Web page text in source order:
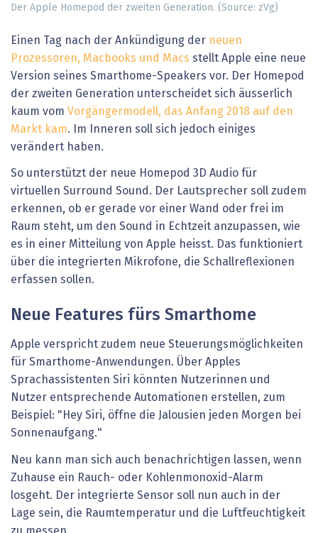
Der Apple Homepod der zweiten Generation. (Source: zVg)
Einen Tag nach der Ankündigung der neuen
Prozessoren, Macbooks und Macs stellt Apple eine neue
Version seines Smarthome-Speakers vor. Der Homepod
der zweiten Generation unterscheidet sich äusserlich
kaum vom Vorgängermodell, das Anfang 2018 auf den
Markt kam. Im Inneren soll sich jedoch einiges
verändert haben.
So unterstützt der neue Homepod 3D Audio für
virtuellen Surround Sound. Der Lautsprecher soll zudem
erkennen, ob er gerade vor einer Wand oder frei im
Raum steht, um den Sound in Echtzeit anzupassen, wie
es in einer Mitteilung von Apple heisst. Das funktioniert
über die integrierten Mikrofone, die Schallreflexionen
erfassen sollen.
Neue Features fürs Smarthome
Apple verspricht zudem neue Steuerungsmöglichkeiten
für Smarthome-Anwendungen. Über Apples
Sprachassistenten Siri könnten Nutzerinnen und
Nutzer entsprechende Automationen erstellen, zum
Beispiel: "Hey Siri, öffne die Jalousien jeden Morgen bei
Sonnenaufgang."
Neu kann man sich auch benachrichtigen lassen, wenn
Zuhause ein Rauch- oder Kohlenmonoxid-Alarm
losgeht. Der integrierte Sensor soll nun auch in der
Lage sein, die Raumtemperatur und die Luftfeuchtigkeit
zu messen.